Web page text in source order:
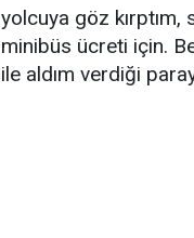
yolcuya göz kırptım,
minibüs ücreti için.
ile aldım verdiği